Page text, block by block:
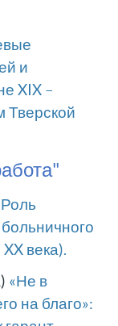
и
XIX –
Тверской
Роль
века).
«Не в
на благо»: